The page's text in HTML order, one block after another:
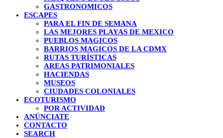
GASTRONOMICOS
ESCAPES
PARA EL FIN DE SEMANA
LAS MEJORES PLAYAS DE MEXICO
PUEBLOS MAGICOS
BARRIOS MAGICOS DE LA CDMX
RUTAS TURÍSTICAS
AREAS PATRIMONIALES
HACIENDAS
MUSEOS
CIUDADES COLONIALES
ECOTURISMO
POR ACTIVIDAD
ANÚNCIATE
CONTACTO
SEARCH